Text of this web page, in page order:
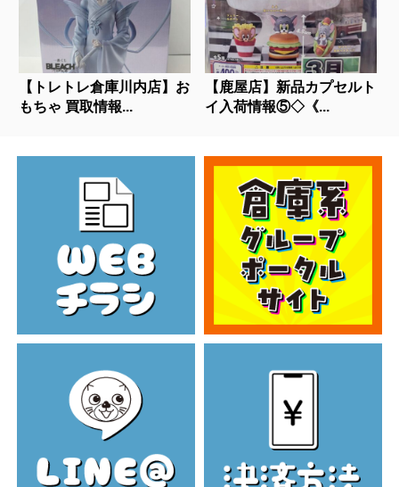
【トレトレ倉庫川内店】お
もちゃ 買取情報...
【鹿屋店】新品カプセルト
イ入荷情報⑤◇《...